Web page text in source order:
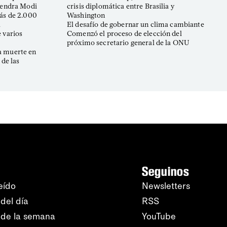
Modi
de 2.000
varios
muerte en
las
crisis diplomática entre Brasilia y
Washington
El desafío de gobernar un clima cambiante
Comenzó el proceso de elección del
próximo secretario general de la ONU
día
la semana
Seguinos
Newsletters
RSS
YouTube